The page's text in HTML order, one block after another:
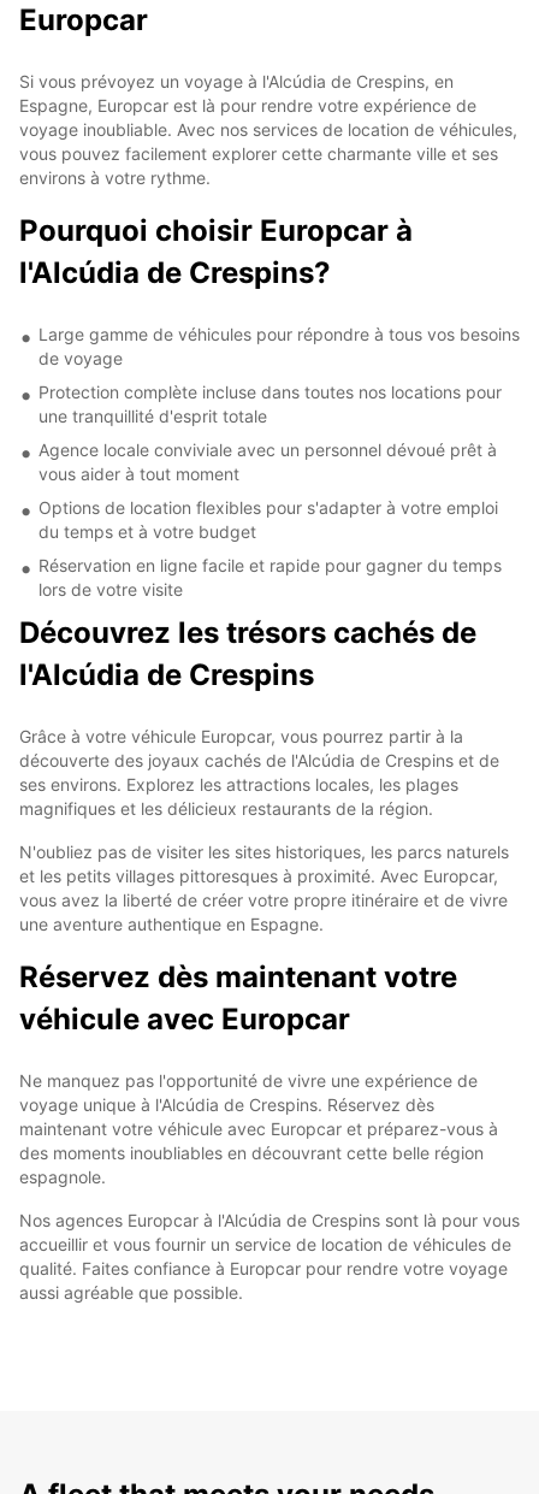
Europcar
Si vous prévoyez un voyage à l'Alcúdia de Crespins, en
Espagne, Europcar est là pour rendre votre expérience de
voyage inoubliable. Avec nos services de location de véhicules,
vous pouvez facilement explorer cette charmante ville et ses
environs à votre rythme.
Pourquoi choisir Europcar à
l'Alcúdia de Crespins?
Large gamme de véhicules pour répondre à tous vos besoins
de voyage
Protection complète incluse dans toutes nos locations pour
une tranquillité d'esprit totale
Agence locale conviviale avec un personnel dévoué prêt à
vous aider à tout moment
Options de location flexibles pour s'adapter à votre emploi
du temps et à votre budget
Réservation en ligne facile et rapide pour gagner du temps
lors de votre visite
Découvrez les trésors cachés de
l'Alcúdia de Crespins
Grâce à votre véhicule Europcar, vous pourrez partir à la
découverte des joyaux cachés de l'Alcúdia de Crespins et de
ses environs. Explorez les attractions locales, les plages
magnifiques et les délicieux restaurants de la région.
N'oubliez pas de visiter les sites historiques, les parcs naturels
et les petits villages pittoresques à proximité. Avec Europcar,
vous avez la liberté de créer votre propre itinéraire et de vivre
une aventure authentique en Espagne.
Réservez dès maintenant votre
véhicule avec Europcar
Ne manquez pas l'opportunité de vivre une expérience de
voyage unique à l'Alcúdia de Crespins. Réservez dès
maintenant votre véhicule avec Europcar et préparez-vous à
des moments inoubliables en découvrant cette belle région
espagnole.
Nos agences Europcar à l'Alcúdia de Crespins sont là pour vous
accueillir et vous fournir un service de location de véhicules de
qualité. Faites confiance à Europcar pour rendre votre voyage
aussi agréable que possible.